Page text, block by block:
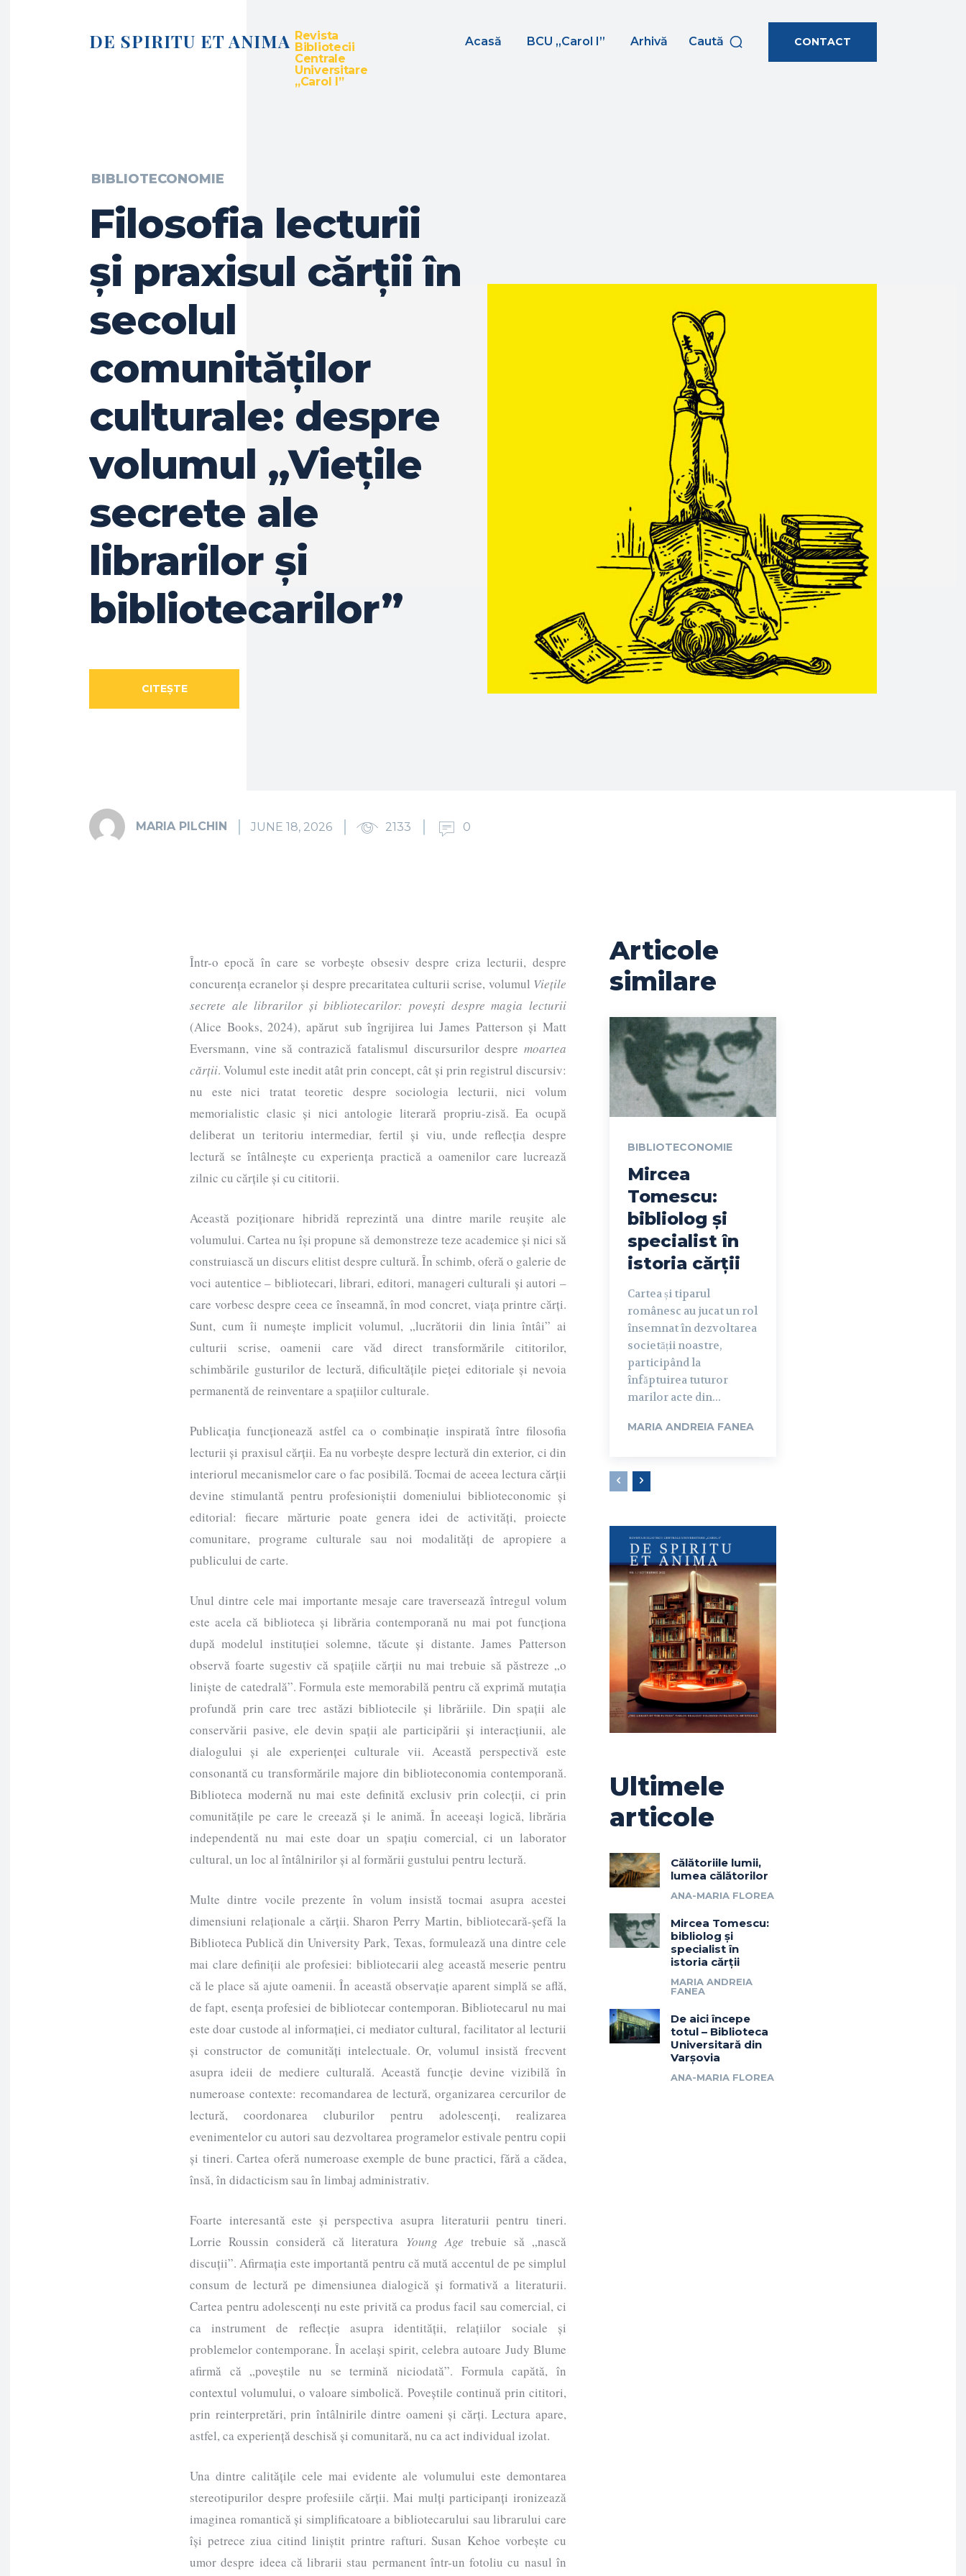
DE SPIRITU ET ANIMA Revista
Bibliotecii
Centrale
Universitare
„Carol I”
Acasă BCU „Carol I” Arhivă Caută CONTACT
BIBLIOTECONOMIE
Filosofia lecturii
și praxisul cărții în
secolul
comunităților
culturale: despre
volumul „Viețile
secrete ale
librarilor și
bibliotecarilor”
CITEȘTE
MARIA PILCHIN JUNE 18, 2026 2133 0
Într-o epocă în care se vorbește obsesiv despre criza lecturii, despre
concurența ecranelor și despre precaritatea culturii scrise, volumul Viețile
secrete ale librarilor și bibliotecarilor: povești despre magia lecturii
(Alice Books, 2024), apărut sub îngrijirea lui James Patterson și Matt
Eversmann, vine să contrazică fatalismul discursurilor despre moartea
cărții. Volumul este inedit atât prin concept, cât și prin registrul discursiv:
nu este nici tratat teoretic despre sociologia lecturii, nici volum
memorialistic clasic și nici antologie literară propriu-zisă. Ea ocupă
deliberat un teritoriu intermediar, fertil și viu, unde reflecția despre
lectură se întâlnește cu experiența practică a oamenilor care lucrează
zilnic cu cărțile și cu cititorii.
Această poziționare hibridă reprezintă una dintre marile reușite ale
volumului. Cartea nu își propune să demonstreze teze academice și nici să
construiască un discurs elitist despre cultură. În schimb, oferă o galerie de
voci autentice – bibliotecari, librari, editori, manageri culturali și autori –
care vorbesc despre ceea ce înseamnă, în mod concret, viața printre cărți.
Sunt, cum îi numește implicit volumul, „lucrătorii din linia întâi” ai
culturii scrise, oamenii care văd direct transformările cititorilor,
schimbările gusturilor de lectură, dificultățile pieței editoriale și nevoia
permanentă de reinventare a spațiilor culturale.
Publicația funcționează astfel ca o combinație inspirată între filosofia
lecturii și praxisul cărții. Ea nu vorbește despre lectură din exterior, ci din
interiorul mecanismelor care o fac posibilă. Tocmai de aceea lectura cărții
devine stimulantă pentru profesioniștii domeniului biblioteconomic și
editorial: fiecare mărturie poate genera idei de activități, proiecte
comunitare, programe culturale sau noi modalități de apropiere a
publicului de carte.
Unul dintre cele mai importante mesaje care traversează întregul volum
este acela că biblioteca și librăria contemporană nu mai pot funcționa
după modelul instituției solemne, tăcute și distante. James Patterson
observă foarte sugestiv că spațiile cărții nu mai trebuie să păstreze „o
liniște de catedrală”. Formula este memorabilă pentru că exprimă mutația
profundă prin care trec astăzi bibliotecile și librăriile. Din spații ale
conservării pasive, ele devin spații ale participării și interacțiunii, ale
dialogului și ale experienței culturale vii. Această perspectivă este
consonantă cu transformările majore din biblioteconomia contemporană.
Biblioteca modernă nu mai este definită exclusiv prin colecții, ci prin
comunitățile pe care le creează și le animă. În aceeași logică, librăria
independentă nu mai este doar un spațiu comercial, ci un laborator
cultural, un loc al întâlnirilor și al formării gustului pentru lectură.
Multe dintre vocile prezente în volum insistă tocmai asupra acestei
dimensiuni relaționale a cărții. Sharon Perry Martin, bibliotecară-șefă la
Biblioteca Publică din University Park, Texas, formulează una dintre cele
mai clare definiții ale profesiei: bibliotecarii aleg această meserie pentru
că le place să ajute oamenii. În această observație aparent simplă se află,
de fapt, esența profesiei de bibliotecar contemporan. Bibliotecarul nu mai
este doar custode al informației, ci mediator cultural, facilitator al lecturii
și constructor de comunități intelectuale. Or, volumul insistă frecvent
asupra ideii de mediere culturală. Această funcție devine vizibilă în
numeroase contexte: recomandarea de lectură, organizarea cercurilor de
lectură, coordonarea cluburilor pentru adolescenți, realizarea
evenimentelor cu autori sau dezvoltarea programelor estivale pentru copii
și tineri. Cartea oferă numeroase exemple de bune practici, fără a cădea,
însă, în didacticism sau în limbaj administrativ.
Foarte interesantă este și perspectiva asupra literaturii pentru tineri.
Lorrie Roussin consideră că literatura Young Age trebuie să „nască
discuții”. Afirmația este importantă pentru că mută accentul de pe simplul
consum de lectură pe dimensiunea dialogică și formativă a literaturii.
Cartea pentru adolescenți nu este privită ca produs facil sau comercial, ci
ca instrument de reflecție asupra identității, relațiilor sociale și
problemelor contemporane. În același spirit, celebra autoare Judy Blume
afirmă că „poveștile nu se termină niciodată”. Formula capătă, în
contextul volumului, o valoare simbolică. Poveștile continuă prin cititori,
prin reinterpretări, prin întâlnirile dintre oameni și cărți. Lectura apare,
astfel, ca experiență deschisă și comunitară, nu ca act individual izolat.
Una dintre calitățile cele mai evidente ale volumului este demontarea
stereotipurilor despre profesiile cărții. Mai mulți participanți ironizează
imaginea romantică și simplificatoare a bibliotecarului sau librarului care
își petrece ziua citind liniștit printre rafturi. Susan Kehoe vorbește cu
umor despre ideea că librarii stau permanent într-un fotoliu cu nasul în
Articole
similare
BIBLIOTECONOMIE
Mircea
Tomescu:
bibliolog și
specialist în
istoria cărții
Cartea și tiparul
românesc au jucat un rol
însemnat în dezvoltarea
societății noastre,
participând la
înfăptuirea tuturor
marilor acte din...
MARIA ANDREIA FANEA
Ultimele
articole
Călătoriile lumii,
lumea călătorilor
ANA-MARIA FLOREA
Mircea Tomescu:
bibliolog și
specialist în
istoria cărții
MARIA ANDREIA
FANEA
De aici începe
totul – Biblioteca
Universitară din
Varșovia
ANA-MARIA FLOREA